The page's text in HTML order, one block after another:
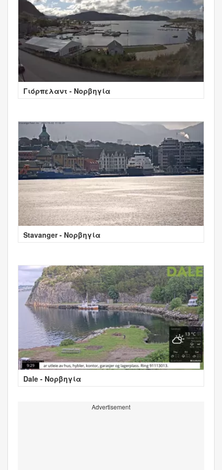
Γιόρπελαντ - Νορβηγία
Stavanger - Νορβηγία
Dale - Νορβηγία
Advertisement